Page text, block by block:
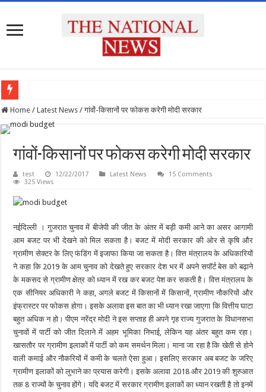
प्रदेश के सभी उच्च शिक्षण संस्थानों को राष्ट्रीय शिक्षा नीति के अनुरूप मॉडिफाई किया जाए : मुख्य
Home / Latest News / गांवों-किसानों पर फोकस करेगी मोदी सरकार
गांवों-किसानों पर फोकस करेगी मोदी सरकार
test 12/22/2017 Latest News
15 Comments
325 Views
नईदिल्ली । गुजरात चुनाव में बीजेपी की जीत के अंतर में बड़ी कमी आने का असर आगामी
आम बजट पर भी देखने को मिल सकता है। बजट में मोदी सरकार की ओर से कृषि और
ग्रामीण सेक्टर के लिए फंडिंग में इजाफा किया जा सकता है। वित्त मंत्रालय के अधिकारियों
ने कहा कि 2019 के आम चुनाव को देखते हुए सरकार देश भर में अपने सपॉर्ट बेस को बढ़ाने
के मकसद से ग्रामीण क्षेत्र को ध्यान में रख कर बजट पेश कर सकती है। वित्त मंत्रालय के
एक सीनियर अधिकारी ने कहा, अगले बजट में किसानों में किसानों, ग्रामीण नौकरियों और
इंफ्रास्टर पर फोकस होगा। इसके अलावा इस बात का भी ध्यान रखा जाएगा कि वित्तीय घाटा
बहुत अधिक न हो। पीएम नरेंद्र मोदी ने इस सप्ताह ही अपने गृह राज्य गुजरात के विधानसभा
चुनावों में पार्टी को जीत दिलाने में अहम भूमिका निभाई, लेकिन यह अंतर बहुत कम रहा।
खासतौर पर ग्रामीण इलाकों में पार्टी को कम समर्थन मिला। माना जा रहा है कि खेती से होने
वाली कमाई और नौकरियों में कमी के चलते ऐसा हुआ। इसलिए सरकार अब बजट के जरिए
ग्रामीण इलाकों को लुभाने का प्रयास करेगी। इसके अलावा 2018 और 2019 की शुरुआत
तक 8 राज्यों के चुनाव होंगे। यदि बजट में सरकार ग्रामीण इलाकों का ध्यान रखती है तो इनमें